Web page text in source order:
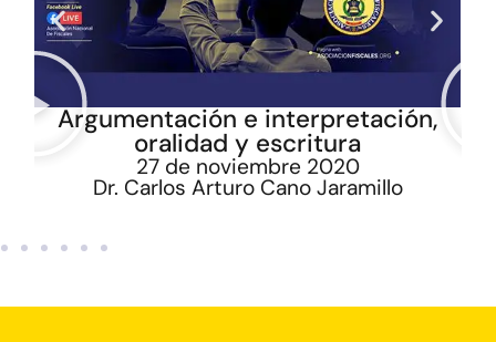
Argumentación e interpretación,
oralidad y escritura
27 de noviembre 2020
Dr. Carlos Arturo Cano Jaramillo